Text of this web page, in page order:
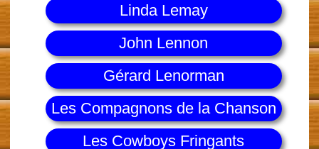
Linda Lemay
John Lennon
Gérard Lenorman
Les Compagnons de la Chanson
Les Cowboys Fringants